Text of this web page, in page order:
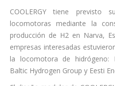
COOLERGY tiene previsto
locomotoras mediante la
producción de H2 en Narva,
empresas interesadas
la locomotora de hidrógeno:
Baltic Hydrogen Group y Eesti